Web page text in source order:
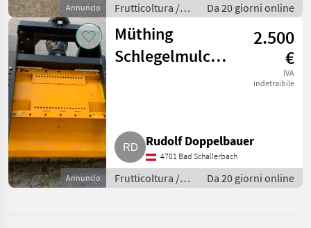
Annuncio
Frutticoltura /
Altre macchine
per frutticoltura
Da 20 giorni online
Annuncio
Müthing
Schlegelmulcher
2.500
€
IVA
indetraibile
Rudolf Doppelbauer
4701 Bad Schallerbach
Frutticoltura /
Altre macchine
Da 20 giorni online